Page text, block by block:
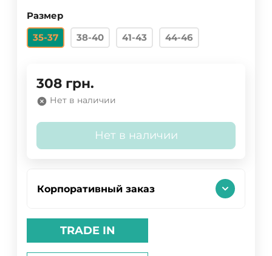
Размер
35-37 38-40 41-43 44-46
308 грн.
Нет в наличии
Нет в наличии
Корпоративный заказ
TRADE IN